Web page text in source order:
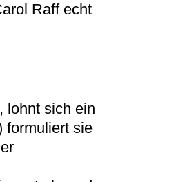
Raff echt
lohnt sich ein
formuliert sie